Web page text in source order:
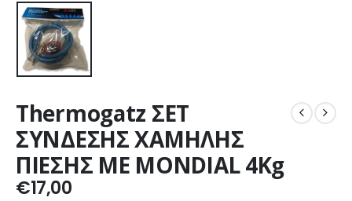
Thermogatz ΣΕΤ
ΣΥΝΔΕΣΗΣ ΧΑΜΗΛΗΣ
ΠΙΕΣΗΣ ΜΕ MONDIAL 4Kg
€17,00